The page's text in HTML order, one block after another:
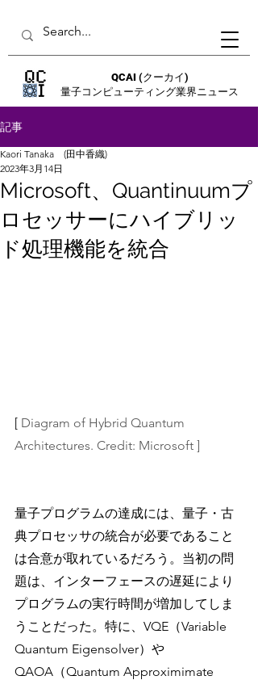
QCAI (クーカイ)
量子コンピューティング業界ニュース
記事
Microsoft、Quantinuumプ
ロセッサーにハイブリッ
ド処理機能を統合
Kaori Tanaka (田中香織)
2023年3月14日
[ Diagram of Hybrid Quantum
Architectures. Credit: Microsoft ]
量子プログラムの達成には、量子・古
典プロセッサの統合が必要であること
は合意が取れているだろう。当初の問
題は、インターフェースの遅延により
プログラムの実行時間が増加してしま
うことだった。特に、VQE（Variable
Quantum Eigensolver）や
QAOA（Quantum Approximimate